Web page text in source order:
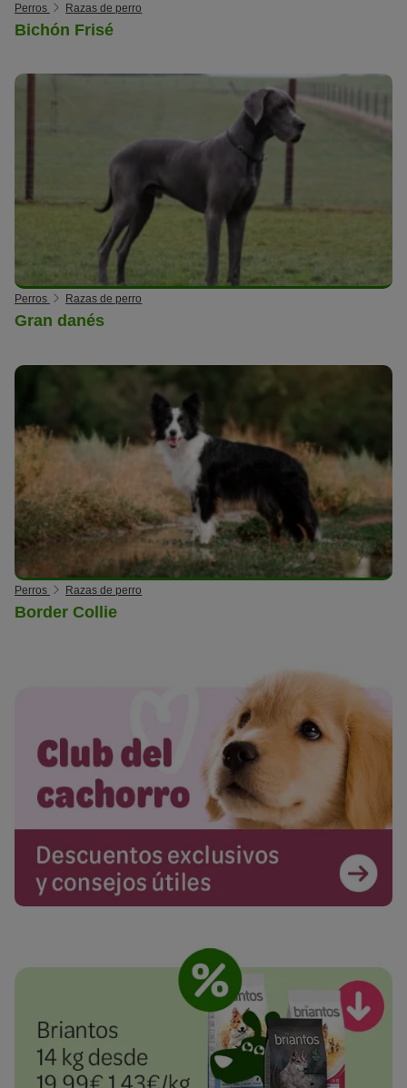
Perros Razas de perro
Bichón Frisé
Perros Razas de perro
Gran danés
Perros Razas de perro
Border Collie